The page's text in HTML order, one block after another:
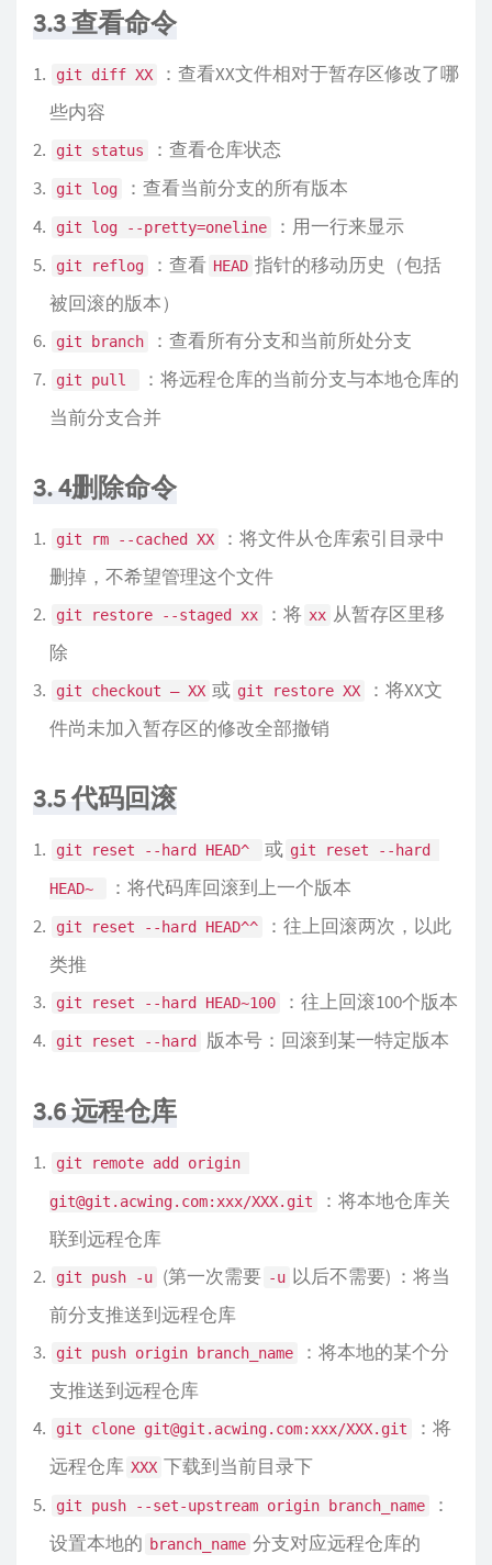
3.3 查看命令
git diff XX
：查看XX文件相对于暂存区修改了哪
些内容
git status ：查看仓库状态
git log ：查看当前分支的所有版本
git log --pretty=oneline ：用一行来显示
git reflog ：查看 HEAD 指针的移动历史（包括
被回滚的版本）
git branch ：查看所有分支和当前所处分支
git pull
：将远程仓库的当前分支与本地仓库的
当前分支合并
3. 4删除命令
git rm --cached XX
：将文件从仓库索引目录中
删掉，不希望管理这个文件
git restore --staged xx ：将 xx 从暂存区里移
除
git checkout — XX 或 git restore XX
：将XX文
件尚未加入暂存区的修改全部撤销
3.5 代码回滚
git reset --hard HEAD^ 或 git reset --hard
HEAD~ ：将代码库回滚到上一个版本
git reset --hard HEAD^^
：往上回滚两次，以此
类推
git reset --hard HEAD~100 ：往上回滚100个版本
git reset --hard 版本号：回滚到某一特定版本
3.6 远程仓库
git remote add origin
git@git.acwing.com:xxx/XXX.git
：将本地仓库关
联到远程仓库
git push -u (第一次需要 -u 以后不需要) ：将当
前分支推送到远程仓库
git push origin branch_name
：将本地的某个分
支推送到远程仓库
git clone git@git.acwing.com:xxx/XXX.git
：将
远程仓库 XXX 下载到当前目录下
git push --set-upstream origin branch_name
：
设置本地的 branch_name 分支对应远程仓库的